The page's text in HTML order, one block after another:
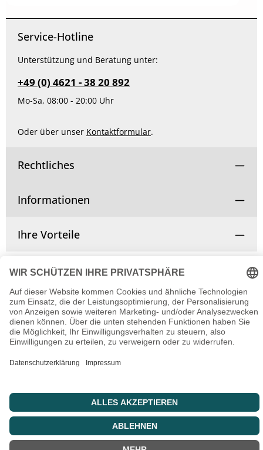
Service-Hotline
Unterstützung und Beratung unter:
+49 (0) 4621 - 38 20 892
Mo-Sa, 08:00 - 20:00 Uhr
Oder über unser Kontaktformular.
Rechtliches
Informationen
Ihre Vorteile
© Copyright 2025 | Alle Rechte vorbehalten.